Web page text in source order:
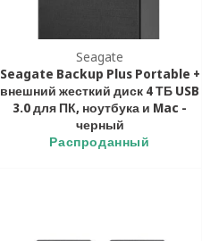
Seagate
Seagate Backup Plus Portable +
внешний жесткий диск 4 ТБ USB
3.0 для ПК, ноутбука и Mac -
черный
Распроданный